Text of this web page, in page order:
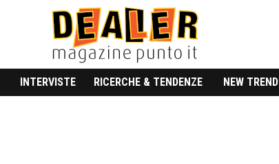
INTERVISTE RICERCHE & TENDENZE NEW TREND